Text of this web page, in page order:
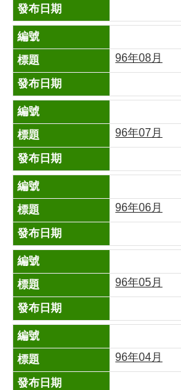
96年08月
96年07月
96年06月
96年05月
96年04月